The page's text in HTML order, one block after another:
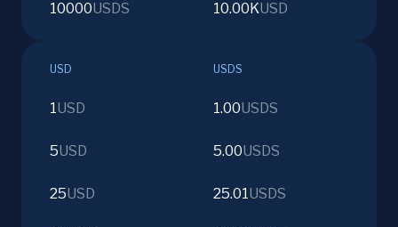
10000USDS 10.00KUSD
USD USDS
1USD 1.00USDS
5USD 5.00USDS
25USD 25.01USDS